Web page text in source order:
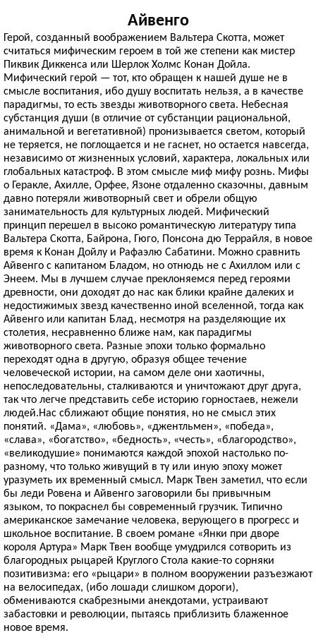
Айвенго
Герой, созданный воображением Вальтера Скотта, может
считаться мифическим героем в той же степени как мистер
Пиквик Диккенса или Шерлок Холмс Конан Дойла.
Мифический герой — тот, кто обращен к нашей душе не в
смысле воспитания, ибо душу воспитать нельзя, а в качестве
парадигмы, то есть звезды животворного света. Небесная
субстанция души (в отличие от субстанции рациональной,
анимальной и вегетативной) пронизывается светом, который
не теряется, не поглощается и не гаснет, но остается навсегда,
независимо от жизненных условий, характера, локальных или
глобальных катастроф. В этом смысле миф мифу рознь. Мифы
о Геракле, Ахилле, Орфее, Язоне отдаленно сказочны, давным
давно потеряли животворный свет и обрели общую
занимательность для культурных людей. Мифический
принцип перешел в высоко романтическую литературу типа
Вальтера Скотта, Байрона, Гюго, Понсона дю Террайля, в новое
время к Конан Дойлу и Рафаэлю Сабатини. Можно сравнить
Айвенго с капитаном Бладом, но отнюдь не с Ахиллом или с
Энеем. Мы в лучшем случае преклоняемся перед героями
древности, они доходят до нас как блики крайне далеких и
недостижимых звезд качественно иной вселенной, тогда как
Айвенго или капитан Блад, несмотря на разделяющие их
столетия, несравненно ближе нам, как парадигмы
животворного света. Разные эпохи только формально
переходят одна в другую, образуя общее течение
человеческой истории, на самом деле они хаотичны,
непоследовательны, сталкиваются и уничтожают друг друга,
так что легче представить себе историю горностаев, нежели
людей.Нас сближают общие понятия, но не смысл этих
понятий. «Дама», «любовь», «джентльмен», «победа»,
«слава», «богатство», «бедность», «честь», «благородство»,
«великодушие» понимаются каждой эпохой настолько по-
разному, что только живущий в ту или иную эпоху может
уразуметь их временный смысл. Марк Твен заметил, что если
бы леди Ровена и Айвенго заговорили бы привычным
языком, то покраснел бы современный грузчик. Типично
американское замечание человека, верующего в прогресс и
школьное воспитание. В своем романе «Янки при дворе
короля Артура» Марк Твен вообще умудрился сотворить из
благородных рыцарей Круглого Стола какие-то сорняки
позитивизма: его «рыцари» в полном вооружении разъезжают
на велосипедах, (ибо лошади слишком дороги),
обмениваются скабрезными анекдотами, устраивают
забастовки и революции, пытаясь приблизить блаженное
новое время.